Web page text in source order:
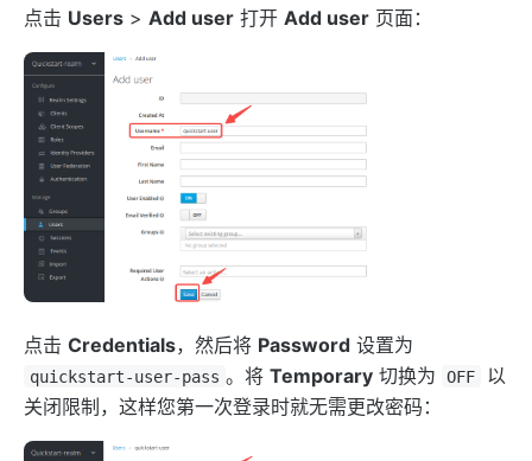
点击 Users > Add user 打开 Add user 页面：
点击 Credentials，然后将 Password 设置为
quickstart-user-pass 。将 Temporary切换为 OFF
以
关闭限制，这样您第一次登录时就无需更改密码：